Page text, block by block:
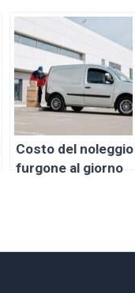
Costo del noleggio
furgone al giorno